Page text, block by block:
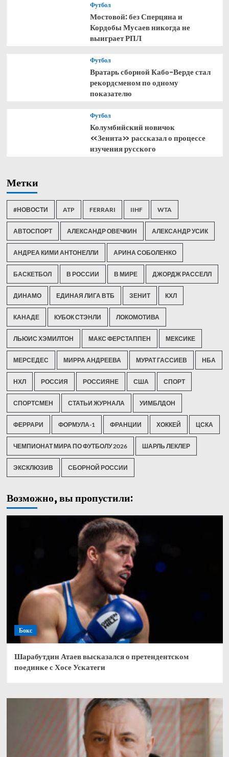
Футбол
Мостовой: без Сперцяна и
Кордобы Мусаев никогда не
выиграет РПЛ
Футбол
Вратарь сборной Кабо-Верде стал
рекордсменом по одному
показателю
Футбол
Колумбийский новичок
«Зенита» рассказал о процессе
изучения русского
Метки
#НОВОСТИ ATP FERRARI IIHF WTA
АВТОСПОРТ АЛЕКСАНДР ОВЕЧКИН АЛЕКСАНДР УСИК
АНДРЕА КИМИ АНТОНЕЛЛИ АРИНА СОБОЛЕНКО
БАСКЕТБОЛ В РОССИИ В МИРЕ ДЖОРДЖ РАССЕЛЛ
ДИНАМО ЕДИНАЯ ЛИГА ВТБ ЗЕНИТ КХЛ
КАНАДЕ КУБОК СТЭНЛИ ЛОКОМОТИВА
ЛЬЮИС ХЭМИЛТОН МАКС ФЕРСТАППЕН МЕКСИКЕ
МЕРСЕДЕС МИРРА АНДРЕЕВА МУРАТ ГАССИЕВ НБА
НХЛ РОССИЯ РОССИЯНЕ США СПОРТ
СПОРТСМЕН СТАТЬИ ЖУРНАЛА УИМБЛДОН
ФЕРРАРИ ФОРМУЛА-1 ФРАНЦИИ ХОККЕЙ ЦСКА
ЧЕМПИОНАТ МИРА ПО ФУТБОЛУ 2026 ШАРЛЬ ЛЕКЛЕР
ЭКСКЛЮЗИВ СБОРНОЙ РОССИИ
Возможно, вы пропустили:
Бокс
Шарабутдин Атаев высказался о претендентском
поединке с Хосе Ускатеги